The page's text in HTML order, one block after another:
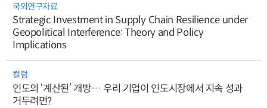
국외연구자료
Strategic Investment in Supply Chain Resilience under
Geopolitical Interference: Theory and Policy
Implications
컬럼
인도의 ‘계산된’ 개방… 우리 기업이 인도시장에서 지속 성과
거두려면?